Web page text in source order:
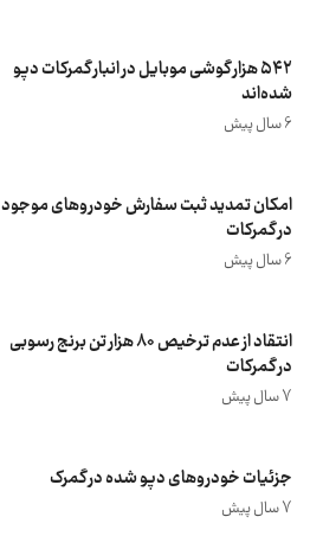
۵۴۲ هزار گوشی موبایل در انبار گمرکات دپو
شده‌اند
6 سال پیش
امکان تمدید ثبت سفارش‌ خودروهای موجود
در گمرکات
6 سال پیش
انتقاد از عدم ترخیص ۸۰ هزار تن برنج رسوبی
در گمرکات
7 سال پیش
جزئیات خودروهای دپو شده در گمرک
7 سال پیش